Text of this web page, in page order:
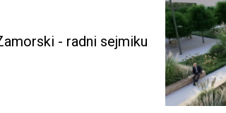
- radni sejmiku